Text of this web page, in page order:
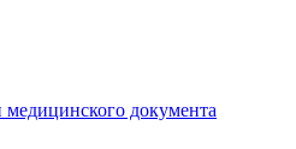
документа